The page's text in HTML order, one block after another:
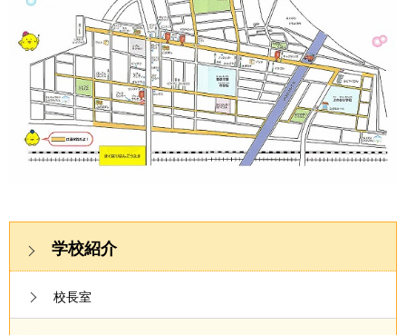
学校紹介
校長室